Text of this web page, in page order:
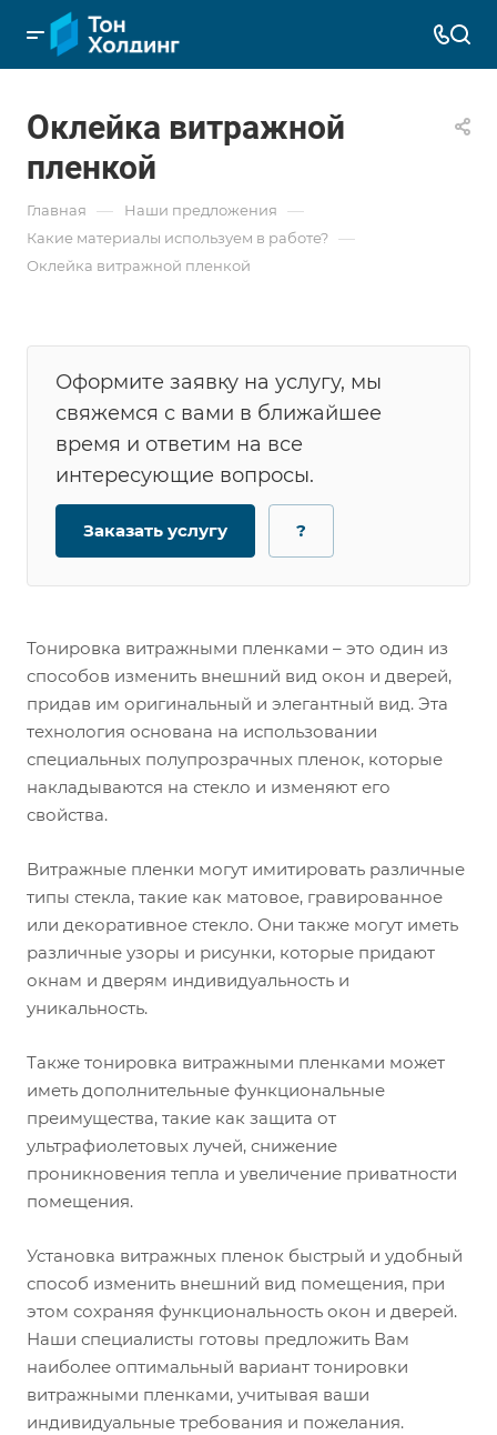
Оклейка витражной
пленкой
Главная — Наши предложения —
Какие материалы используем в работе? —
Оклейка витражной пленкой
Оформите заявку на услугу, мы
свяжемся с вами в ближайшее
время и ответим на все
интересующие вопросы.
Заказать услугу ?
Тонировка витражными пленками – это один из
способов изменить внешний вид окон и дверей,
придав им оригинальный и элегантный вид. Эта
технология основана на использовании
специальных полупрозрачных пленок, которые
накладываются на стекло и изменяют его
свойства.
Витражные пленки могут имитировать различные
типы стекла, такие как матовое, гравированное
или декоративное стекло. Они также могут иметь
различные узоры и рисунки, которые придают
окнам и дверям индивидуальность и
уникальность.
Также тонировка витражными пленками может
иметь дополнительные функциональные
преимущества, такие как защита от
ультрафиолетовых лучей, снижение
проникновения тепла и увеличение приватности
помещения.
Установка витражных пленок быстрый и удобный
способ изменить внешний вид помещения, при
этом сохраняя функциональность окон и дверей.
Наши специалисты готовы предложить Вам
наиболее оптимальный вариант тонировки
витражными пленками, учитывая ваши
индивидуальные требования и пожелания.